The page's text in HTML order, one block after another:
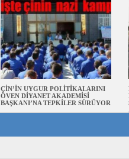
ÇİN’İN UYGUR POLİTİKALARINI
ÖVEN DİYANET AKADEMİSİ
BAŞKANI’NA TEPKİLER SÜRÜYOR